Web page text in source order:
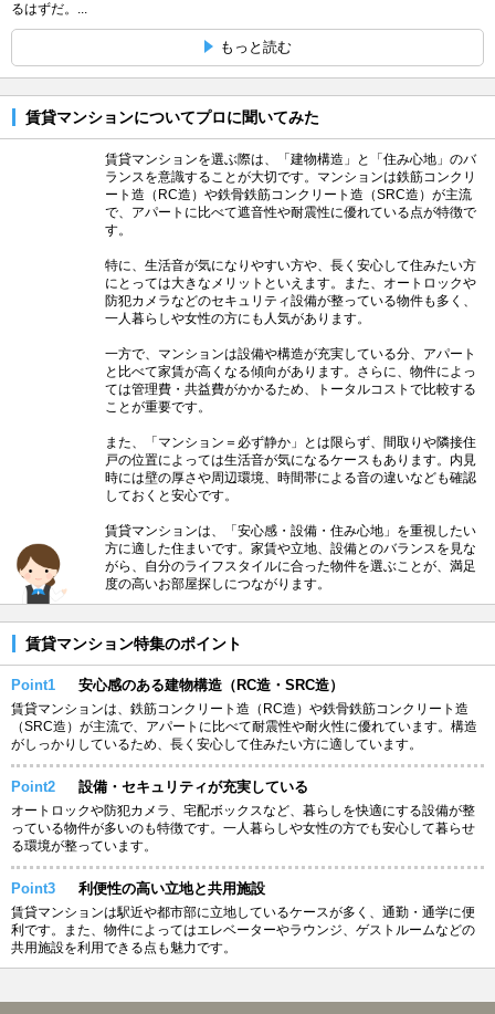
るはずだ。...
もっと読む
賃貸マンションについてプロに聞いてみた
賃貸マンションを選ぶ際は、「建物構造」と「住み心地」のバ
ランスを意識することが大切です。マンションは鉄筋コンクリ
ート造（RC造）や鉄骨鉄筋コンクリート造（SRC造）が主流
で、アパートに比べて遮音性や耐震性に優れている点が特徴で
す。
特に、生活音が気になりやすい方や、長く安心して住みたい方
にとっては大きなメリットといえます。また、オートロックや
防犯カメラなどのセキュリティ設備が整っている物件も多く、
一人暮らしや女性の方にも人気があります。
一方で、マンションは設備や構造が充実している分、アパート
と比べて家賃が高くなる傾向があります。さらに、物件によっ
ては管理費・共益費がかかるため、トータルコストで比較する
ことが重要です。
また、「マンション＝必ず静か」とは限らず、間取りや隣接住
戸の位置によっては生活音が気になるケースもあります。内見
時には壁の厚さや周辺環境、時間帯による音の違いなども確認
しておくと安心です。
賃貸マンションは、「安心感・設備・住み心地」を重視したい
方に適した住まいです。家賃や立地、設備とのバランスを見な
がら、自分のライフスタイルに合った物件を選ぶことが、満足
度の高いお部屋探しにつながります。
賃貸マンション特集のポイント
Point1 安心感のある建物構造（RC造・SRC造）
賃貸マンションは、鉄筋コンクリート造（RC造）や鉄骨鉄筋コンクリート造
（SRC造）が主流で、アパートに比べて耐震性や耐火性に優れています。構造
がしっかりしているため、長く安心して住みたい方に適しています。
Point2 設備・セキュリティが充実している
オートロックや防犯カメラ、宅配ボックスなど、暮らしを快適にする設備が整
っている物件が多いのも特徴です。一人暮らしや女性の方でも安心して暮らせ
る環境が整っています。
Point3 利便性の高い立地と共用施設
賃貸マンションは駅近や都市部に立地しているケースが多く、通勤・通学に便
利です。また、物件によってはエレベーターやラウンジ、ゲストルームなどの
共用施設を利用できる点も魅力です。